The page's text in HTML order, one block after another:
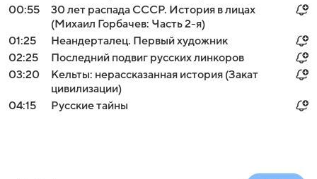
00:55
30 лет распада СССР. История в лицах
(Михаил Горбачев: Часть 2-я)
01:25
Неандерталец. Первый художник
02:25
Последний подвиг русских линкоров
03:20
Кельты: нерассказанная история (Закат
цивилизации)
04:15
Русские тайны